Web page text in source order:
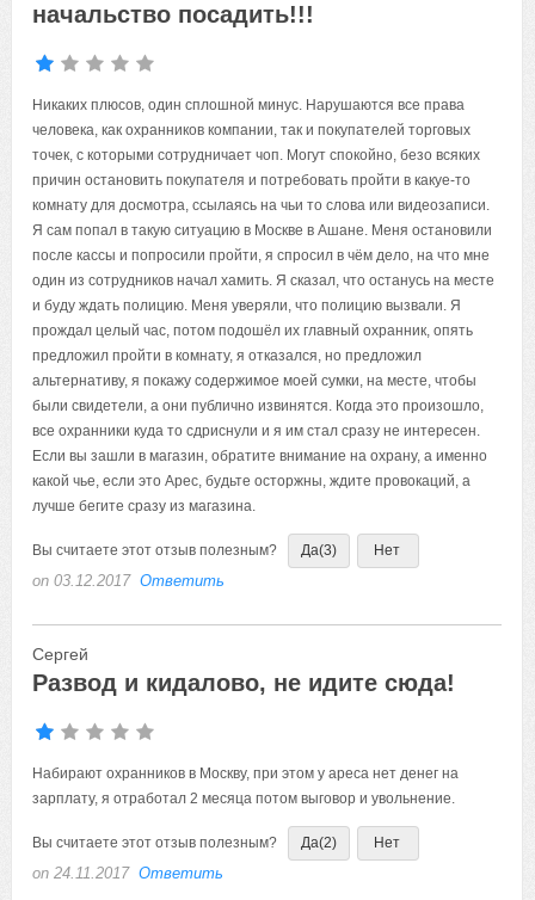
начальство посадить!!!
Никаких плюсов, один сплошной минус. Нарушаются все права
человека, как охранников компании, так и покупателей торговых
точек, с которыми сотрудничает чоп. Могут спокойно, безо всяких
причин остановить покупателя и потребовать пройти в какуе-то
комнату для досмотра, ссылаясь на чьи то слова или видеозаписи.
Я сам попал в такую ситуацию в Москве в Ашане. Меня остановили
после кассы и попросили пройти, я спросил в чём дело, на что мне
один из сотрудников начал хамить. Я сказал, что останусь на месте
и буду ждать полицию. Меня уверяли, что полицию вызвали. Я
прождал целый час, потом подошёл их главный охранник, опять
предложил пройти в комнату, я отказался, но предложил
альтернативу, я покажу содержимое моей сумки, на месте, чтобы
были свидетели, а они публично извинятся. Когда это произошло,
все охранники куда то сдриснули и я им стал сразу не интересен.
Если вы зашли в магазин, обратите внимание на охрану, а именно
какой чье, если это Арес, будьте осторжны, ждите провокаций, а
лучше бегите сразу из магазина.
Вы считаете этот отзыв полезным? Да(3) Нет
on 03.12.2017 Ответить
Сергей
Развод и кидалово, не идите сюда!
Набирают охранников в Москву, при этом у ареса нет денег на
зарплату, я отработал 2 месяца потом выговор и увольнение.
Вы считаете этот отзыв полезным? Да(2) Нет
on 24.11.2017 Ответить